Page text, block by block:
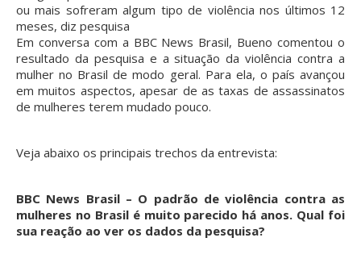
ou mais sofreram algum tipo de violência nos últimos 12
meses, diz pesquisa
Em conversa com a BBC News Brasil, Bueno comentou o
resultado da pesquisa e a situação da violência contra a
mulher no Brasil de modo geral. Para ela, o país avançou
em muitos aspectos, apesar de as taxas de assassinatos
de mulheres terem mudado pouco.
Veja abaixo os principais trechos da entrevista:
BBC News Brasil – O padrão de violência contra as
mulheres no Brasil é muito parecido há anos. Qual foi
sua reação ao ver os dados da pesquisa?